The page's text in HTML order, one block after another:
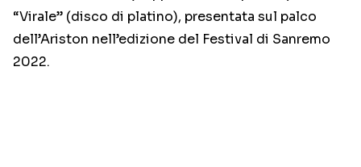
“Virale” (disco di platino), presentata sul palco
dell’Ariston nell’edizione del Festival di Sanremo
2022.